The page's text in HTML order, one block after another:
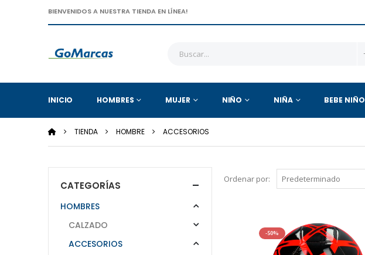
BIENVENIDOS A NUESTRA TIENDA EN LÍNEA!
INICIO HOMBRES MUJER NIÑO NIÑA BEBE NIÑO
TIENDA HOMBRE ACCESORIOS
Ordenar por:
-50%
CATEGORÍAS
HOMBRES
CALZADO
ACCESORIOS